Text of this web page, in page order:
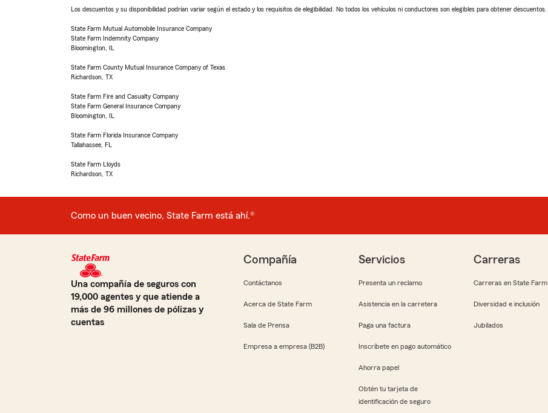
Los descuentos y su disponibilidad podrían variar según el estado y los requisitos de elegibilidad. No todos los vehículos ni conductores son elegibles para obtener descuentos.
State Farm Mutual Automobile Insurance Company
State Farm Indemnity Company
Bloomington, IL
State Farm County Mutual Insurance Company of Texas
Richardson, TX
State Farm Fire and Casualty Company
State Farm General Insurance Company
Bloomington, IL
State Farm Florida Insurance Company
Tallahassee, FL
State Farm Lloyds
Richardson, TX
Como un buen vecino, State Farm está ahí.®
Una compañía de seguros con
19,000 agentes y que atiende a
más de 96 millones de pólizas y
cuentas
Compañía
Contáctanos
Acerca de State Farm
Sala de Prensa
Empresa a empresa (B2B)
Servicios
Presenta un reclamo
Asistencia en la carretera
Paga una factura
Inscríbete en pago automático
Ahorra papel
Obtén tu tarjeta de
identificación de seguro
Carreras
Carreras en State Farm
Diversidad e inclusión
Jubilados